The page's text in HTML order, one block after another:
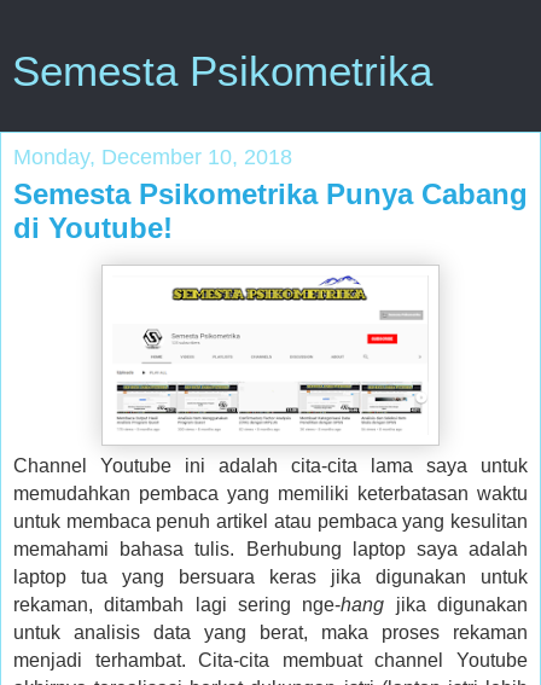
Semesta Psikometrika
Monday, December 10, 2018
Semesta Psikometrika Punya Cabang
di Youtube!
Channel Youtube ini adalah cita-cita lama saya untuk
memudahkan pembaca yang memiliki keterbatasan waktu
untuk membaca penuh artikel atau pembaca yang kesulitan
memahami bahasa tulis. Berhubung laptop saya adalah
laptop tua yang bersuara keras jika digunakan untuk
rekaman, ditambah lagi sering nge-hang jika digunakan
untuk analisis data yang berat, maka proses rekaman
menjadi terhambat. Cita-cita membuat channel Youtube